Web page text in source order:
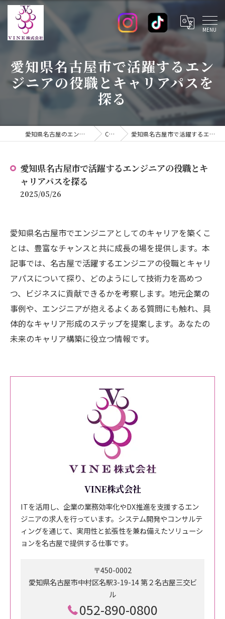
愛知県名古屋市で活躍するエン
ジニアの役職とキャリアパスを
探る
愛知県名古屋のエンジニアの求人ならVINE株式会社 COLUMN 愛知県名古屋市で活躍するエンジニアの役職とキャリアパスを探る
愛知県名古屋市で活躍するエンジニアの役職とキ
ャリアパスを探る
2025/05/26
愛知県名古屋市でエンジニアとしてのキャリアを築くこ
とは、豊富なチャンスと共に成長の場を提供します。本
記事では、名古屋で活躍するエンジニアの役職とキャリ
アパスについて探り、どのようにして技術力を高めつ
つ、ビジネスに貢献できるかを考察します。地元企業の
事例や、エンジニアが抱えるよくある質問にも触れ、具
体的なキャリア形成のステップを提案します。あなたの
未来のキャリア構築に役立つ情報です。
VINE株式会社
ITを活用し、企業の業務効率化やDX推進を支援するエン
ジニアの求人を行っています。システム開発やコンサルテ
ィングを通じて、実用性と拡張性を兼ね備えたソリューシ
ョンを名古屋で提供する仕事です。
〒450-0002
愛知県名古屋市中村区名駅3-19-14 第２名古屋三交ビ
ル
052-890-0800